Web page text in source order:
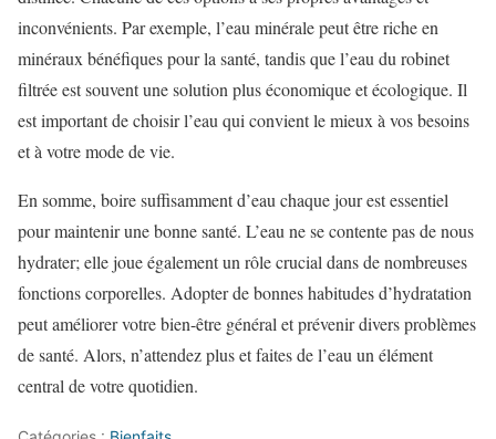
inconvénients. Par exemple, l’eau minérale peut être riche en
minéraux bénéfiques pour la santé, tandis que l’eau du robinet
filtrée est souvent une solution plus économique et écologique. Il
est important de choisir l’eau qui convient le mieux à vos besoins
et à votre mode de vie.
En somme, boire suffisamment d’eau chaque jour est essentiel
pour maintenir une bonne santé. L’eau ne se contente pas de nous
hydrater; elle joue également un rôle crucial dans de nombreuses
fonctions corporelles. Adopter de bonnes habitudes d’hydratation
peut améliorer votre bien-être général et prévenir divers problèmes
de santé. Alors, n’attendez plus et faites de l’eau un élément
central de votre quotidien.